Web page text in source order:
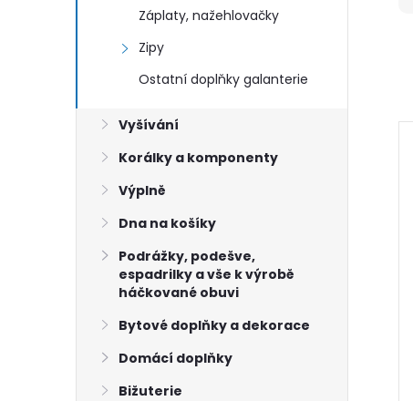
Záplaty, nažehlovačky
Zipy
Ostatní doplňky galanterie
Vyšívání
Korálky a komponenty
Výplně
Dna na košíky
Podrážky, podešve,
espadrilky a vše k výrobě
háčkované obuvi
Bytové doplňky a dekorace
Domácí doplňky
Bižuterie